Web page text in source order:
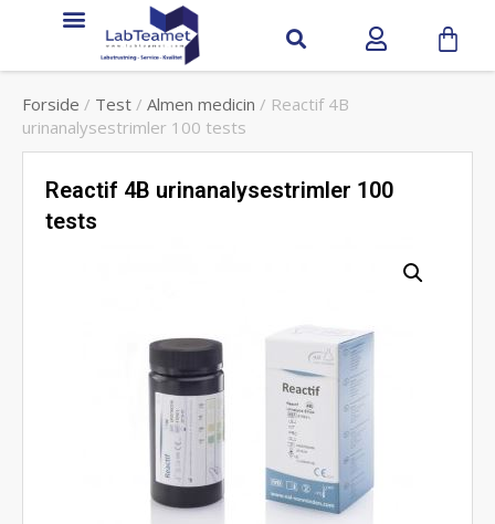
Forside / Test / Almen medicin / Reactif 4B
urinanalysestrimler 100 tests
Reactif 4B urinanalysestrimler 100
tests